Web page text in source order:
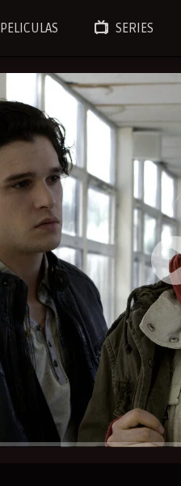
PELICULAS SERIES